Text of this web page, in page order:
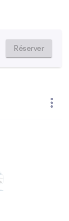
Réserver
more_vert